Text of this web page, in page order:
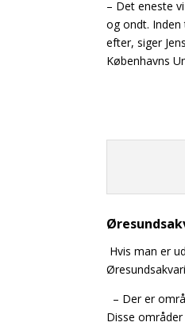
– Det eneste
og ondt.
efter, siger
Københavns
Hvis man er
– Der er
Disse